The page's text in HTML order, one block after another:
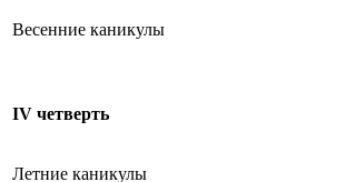
Весенние каникулы
IV четверть
Летние каникулы